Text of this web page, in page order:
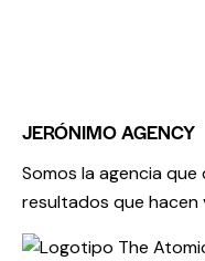
JERÓNIMO AGENCY
Somos la agencia
resultados que hacen